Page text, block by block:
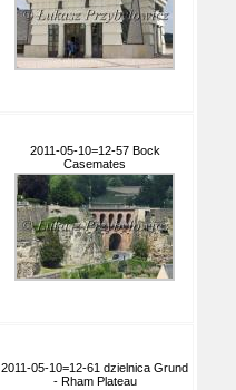
2011-05-10=12-57 Bock
Casemates
2011-05-10=12-61 dzielnica Grund
- Rham Plateau